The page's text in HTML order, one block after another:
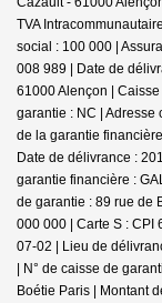
TVA
social : 100 000 |
008 989 | Date de
61000 Alençon |
garantie : NC | Adresse
de la garantie
Date de délivrance :
garantie financière :
de garantie : 89 rue de
000 000 | Carte S : CPI
07-02 | Lieu de
| N° de caisse de
Boétie Paris | Montant